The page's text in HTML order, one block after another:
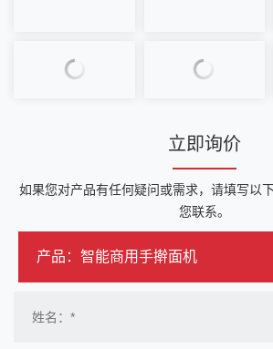
立即询价
如果您对产品有任何疑问或需求，请填写以
您联系。